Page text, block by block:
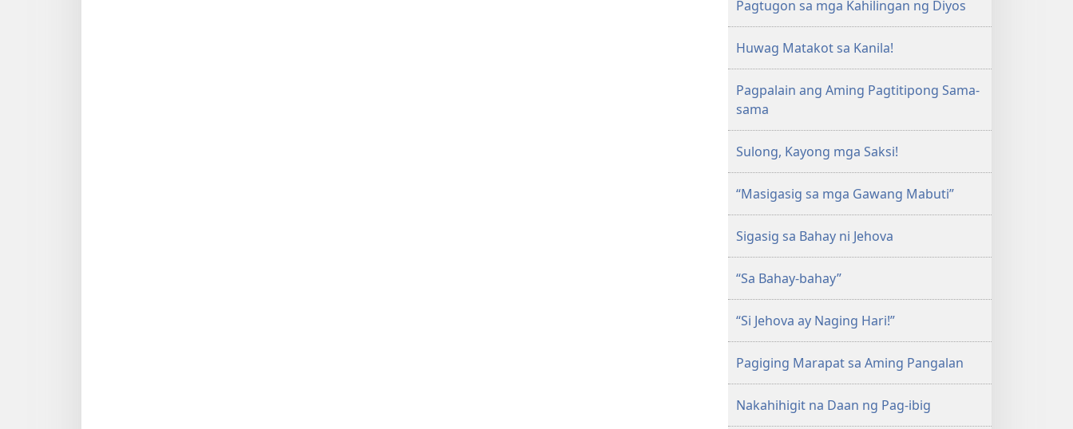
Pagtugon sa mga Kahilingan ng Diyos
Huwag Matakot sa Kanila!
Pagpalain ang Aming Pagtitipong Sama-
sama
Sulong, Kayong mga Saksi!
“Masigasig sa mga Gawang Mabuti”
Sigasig sa Bahay ni Jehova
“Sa Bahay-bahay”
“Si Jehova ay Naging Hari!”
Pagiging Marapat sa Aming Pangalan
Nakahihigit na Daan ng Pag-ibig